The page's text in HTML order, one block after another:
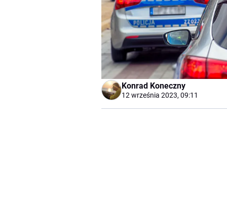
Konrad Koneczny
12 września 2023, 09:11